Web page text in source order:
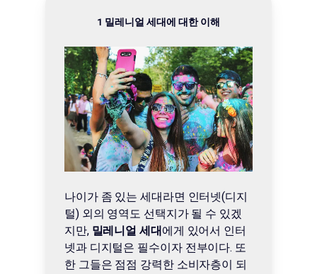
1 밀레니얼 세대에 대한 이해
나이가 좀 있는 세대라면 인터넷(디지
털) 외의 영역도 선택지가 될 수 있겠
지만, 밀레니얼 세대 에게 있어서 인터
넷과 디지털은 필수이자 전부이다. 또
한 그들은 점점 강력한 소비자층이 되